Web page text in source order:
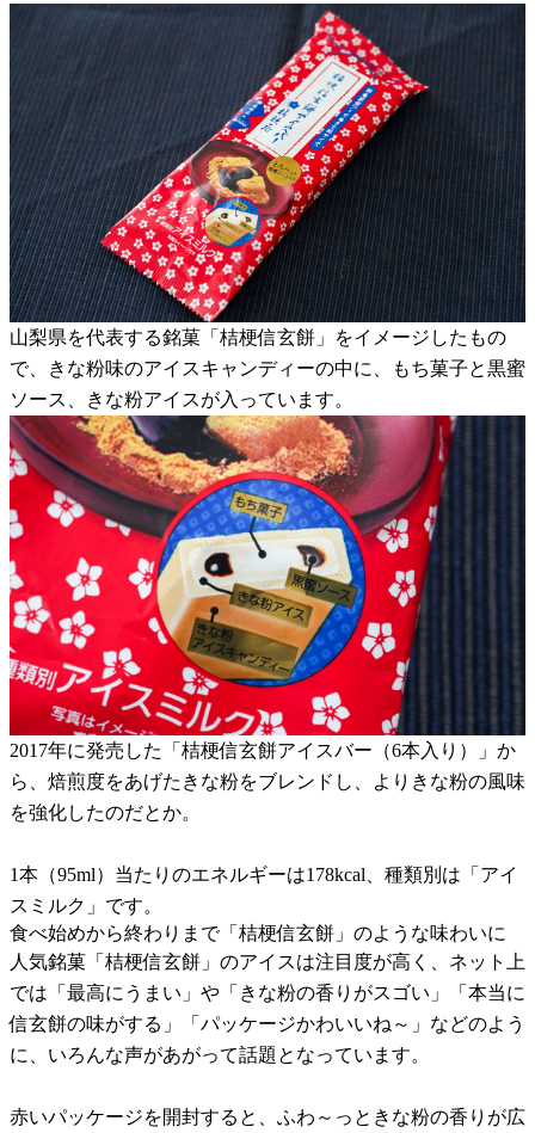
山梨県を代表する銘菓「桔梗信玄餅」をイメージしたもの
で、きな粉味のアイスキャンディーの中に、もち菓子と黒蜜
ソース、きな粉アイスが入っています。
2017年に発売した「桔梗信玄餅アイスバー（6本入り）」か
ら、焙煎度をあげたきな粉をブレンドし、よりきな粉の風味
を強化したのだとか。
1本（95ml）当たりのエネルギーは178kcal、種類別は「アイ
スミルク」です。
食べ始めから終わりまで「桔梗信玄餅」のような味わいに
人気銘菓「桔梗信玄餅」のアイスは注目度が高く、ネット上
では「最高にうまい」や「きな粉の香りがスゴい」「本当に
信玄餅の味がする」「パッケージかわいいね～」などのよう
に、いろんな声があがって話題となっています。
赤いパッケージを開封すると、ふわ～っときな粉の香りが広